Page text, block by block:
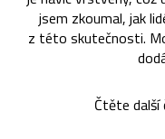
jsem zkoumal, jak
z této skutečnosti.
Čtěte další